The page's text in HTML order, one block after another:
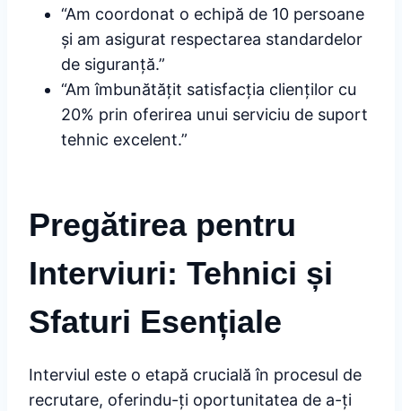
“Am coordonat o echipă de 10 persoane
și am asigurat respectarea standardelor
de siguranță.”
“Am îmbunătățit satisfacția clienților cu
20% prin oferirea unui serviciu de suport
tehnic excelent.”
Pregătirea pentru
Interviuri: Tehnici și
Sfaturi Esențiale
Interviul este o etapă crucială în procesul de
recrutare, oferindu-ți oportunitatea de a-ți